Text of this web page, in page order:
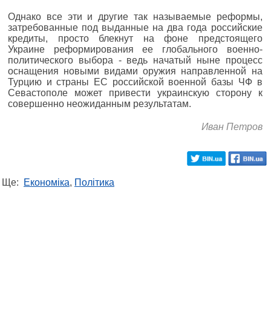
Однако все эти и другие так называемые реформы,
затребованные под выданные на два года российские
кредиты, просто блекнут на фоне предстоящего
Украине реформирования ее глобального военно­
политического выбора - ведь начатый ныне процесс
оснащения новыми видами оружия направленной на
Турцию и страны ЕС российской военной базы ЧФ в
Севастополе может привести украинскую сторону к
совершенно неожиданным результатам.
Иван Петров
Ще: Економіка, Політика